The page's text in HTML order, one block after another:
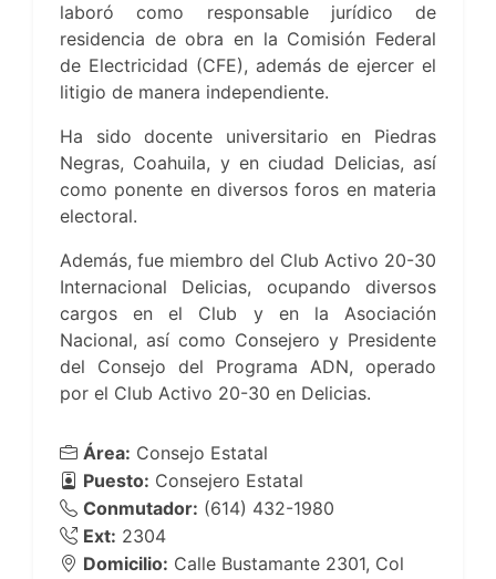
laboró como responsable jurídico de
residencia de obra en la Comisión Federal
de Electricidad (CFE), además de ejercer el
litigio de manera independiente.
Ha sido docente universitario en Piedras
Negras, Coahuila, y en ciudad Delicias, así
como ponente en diversos foros en materia
electoral.
Además, fue miembro del Club Activo 20-30
Internacional Delicias, ocupando diversos
cargos en el Club y en la Asociación
Nacional, así como Consejero y Presidente
del Consejo del Programa ADN, operado
por el Club Activo 20-30 en Delicias.
Área: Consejo Estatal
Puesto: Consejero Estatal
Conmutador: (614) 432-1980
Ext: 2304
Domicilio: Calle Bustamante 2301, Col